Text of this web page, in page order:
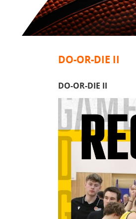
DO-OR-DIE II
DO-OR-DIE II